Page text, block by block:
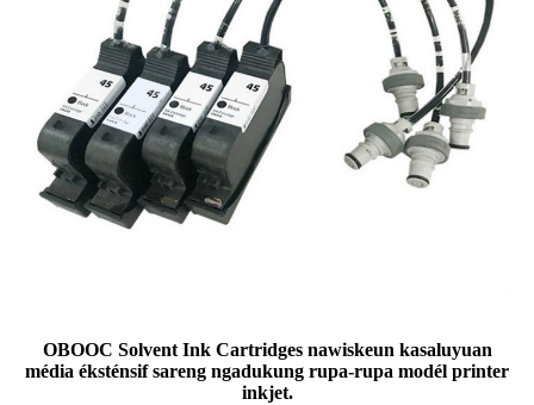
OBOOC Solvent Ink Cartridges nawiskeun kasaluyuan
média éksténsif sareng ngadukung rupa-rupa modél printer
inkjet.